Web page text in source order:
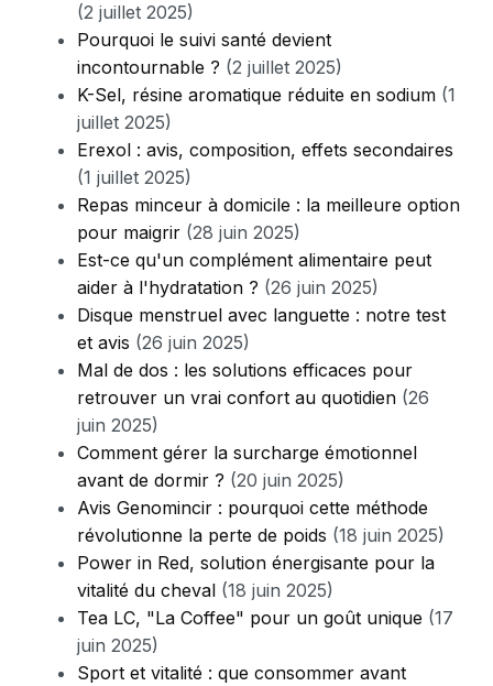
(2 juillet 2025)
Pourquoi le suivi santé devient
incontournable ? (2 juillet 2025)
K-Sel, résine aromatique réduite en sodium (1
juillet 2025)
Erexol : avis, composition, effets secondaires
(1 juillet 2025)
Repas minceur à domicile : la meilleure option
pour maigrir (28 juin 2025)
Est-ce qu'un complément alimentaire peut
aider à l'hydratation ? (26 juin 2025)
Disque menstruel avec languette : notre test
et avis (26 juin 2025)
Mal de dos : les solutions efficaces pour
retrouver un vrai confort au quotidien (26
juin 2025)
Comment gérer la surcharge émotionnel
avant de dormir ? (20 juin 2025)
Avis Genomincir : pourquoi cette méthode
révolutionne la perte de poids (18 juin 2025)
Power in Red, solution énergisante pour la
vitalité du cheval (18 juin 2025)
Tea LC, "La Coffee" pour un goût unique (17
juin 2025)
Sport et vitalité : que consommer avant